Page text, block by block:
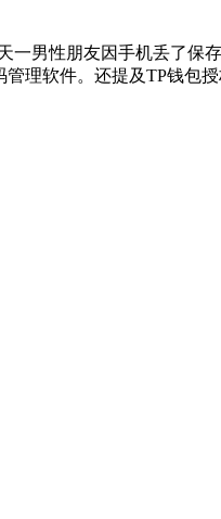
男性朋友因手机丢了保
理软件。还提及TP钱包